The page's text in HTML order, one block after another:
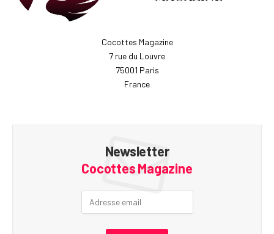
Cocottes Magazine
7 rue du Louvre
75001 Paris
France
Newsletter
Cocottes Magazine